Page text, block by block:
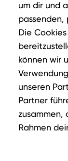
um dir und
passenden,
Die
können wir
unseren
Partner
zusammen,
Rahmen